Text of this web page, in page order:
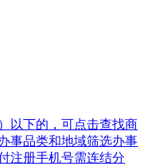
以下的，可点击查找商
事品类和地域筛选办事
注册手机号需连结分